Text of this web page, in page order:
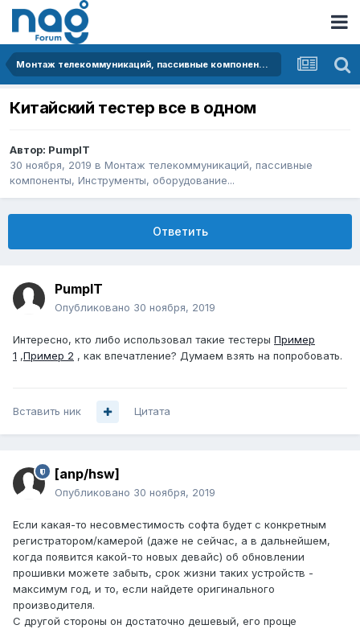
Монтаж телекоммуникаций, пассивные компоненты, Инструменты, оборудование...
Китайский тестер все в одном
Автор: PumpIT
30 ноября, 2019 в Монтаж телекоммуникаций, пассивные
компоненты, Инструменты, оборудование...
Ответить
PumpIT
Опубликовано 30 ноября, 2019
Интересно, кто либо использовал такие тестеры Пример
1 ,Пример 2 , как впечатление? Думаем взять на попробовать.
Вставить ник Цитата
[anp/hsw]
Опубликовано 30 ноября, 2019
Если какая-то несовместимость софта будет с конкретным
регистратором/камерой (даже не сейчас, а в дальнейшем,
когда появится какой-то новых девайс) об обновлении
прошивки можете забыть, срок жизни таких устройств -
максимум год, и то, если найдете оригинального
производителя.
С другой стороны он достаточно дешевый, его проще